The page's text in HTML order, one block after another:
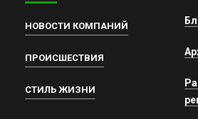
НОВОСТИ КОМПАНИЙ
ПРОИСШЕСТВИЯ
СТИЛЬ ЖИЗНИ